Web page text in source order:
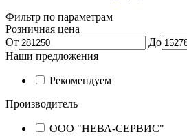
Фильтр по параметрам
Розничная цена
От
До
Наши предложения
Рекомендуем
Производитель
ООО "НЕВА-СЕРВИС"